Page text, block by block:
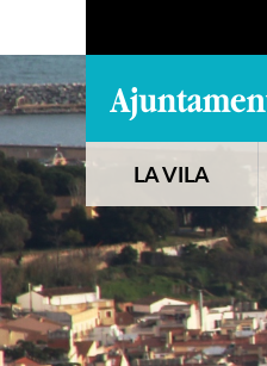
LA VILA